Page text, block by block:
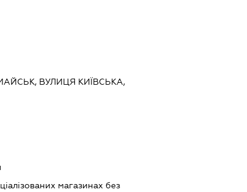
ВУЛИЦЯ КИЇВСЬКА,
магазинах без